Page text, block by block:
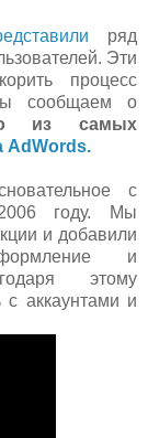
ряд
Эти
процесс
сообщаем о
из самых
AdWords.
с
году. Мы
и добавили
и
этому
с аккаунтами и